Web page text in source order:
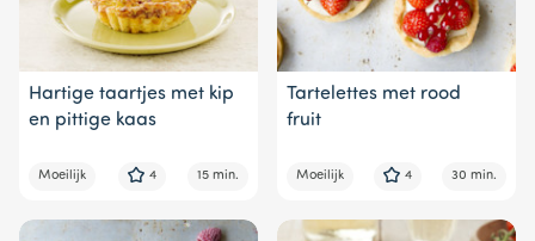
Hartige taartjes met kip
en pittige kaas
Moeilijk 4 15 min.
Tartelettes met rood
fruit
Moeilijk 4 30 min.